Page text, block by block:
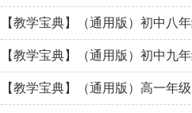
【教学宝典】（通用版）初中八
【教学宝典】（通用版）初中九
【教学宝典】（通用版）高一年